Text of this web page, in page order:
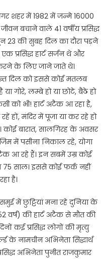
शहर में 1982 में जन्मे 16000
बचाने वाले 41 वर्षीय प्रसिद्ध
23 की सुबह दिल का दौरा पड़ने
प्रसिद्ध हार्ट सर्जन थे और
करने के लिए जाने जाते थे।
दिल को इससे कोई मतलब
या गोरे, लम्बे हो या छोटे, बैठे हो
को भी! हार्ट अटैक आ रहा है,
हों, मंदिर में पूजा या कर रहे हो
कोई बारात, सालगिरह के अवसर
में पसीना निकाल रहे, योगा
आ रहे हैं। इन सबमें उम्र कोई
75 साल। इससे कोई फर्क नहीं
है।
में छुट्टियां मना रहे दुनिया के
वर्ष) की हार्ट अटैक से मौत की
कई प्रसिद्ध लोगों की मृत्यु
के नामचीन अभिनेता सिद्धार्थ
अभिनेता पुनीत राजकुमार